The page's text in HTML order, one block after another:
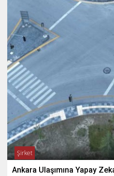
Şirket
Ankara Ulaşımına Yapay